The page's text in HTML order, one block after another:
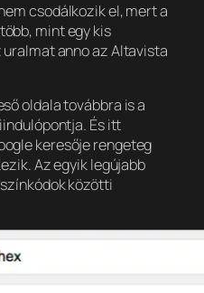
csodálkozik el, mert a
mint egy kis
anno az Altavista
oldala továbbra is a
És itt
keresője rengeteg
Az egyik legújabb
színkódok közötti